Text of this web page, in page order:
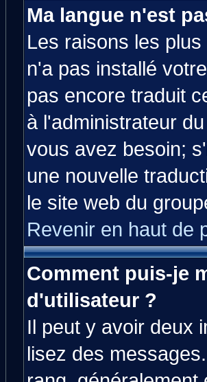
Ma langue n'est
Les raisons les
n'a pas installé
pas encore traduit
à l'administrateur
vous avez besoin;
une nouvelle
le site web du
Revenir en haut de
Comment puis-je
d'utilisateur ?
Il peut y avoir deux
lisez des